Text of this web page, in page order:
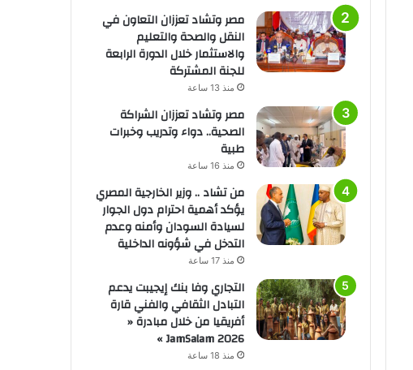
مصر وتشاد تعززان التعاون في
النقل والصحة والتعليم
والاستثمار خلال الدورة الرابعة
للجنة المشتركة
منذ 13 ساعة
مصر وتشاد تعززان الشراكة
الصحية.. دواء وتدريب وخبرات
طبية
منذ 16 ساعة
من تشاد .. وزير الخارجية المصري
يؤكد أهمية احترام دول الجوار
لسيادة السودان وأمنه وعدم
التدخل في شؤونه الداخلية
منذ 17 ساعة
التجاري وفا بنك إيجيبت يدعم
التبادل الثقافي والفني قارة
أفريقيا من خلال مبادرة «
JamSalam 2026 »
منذ 18 ساعة